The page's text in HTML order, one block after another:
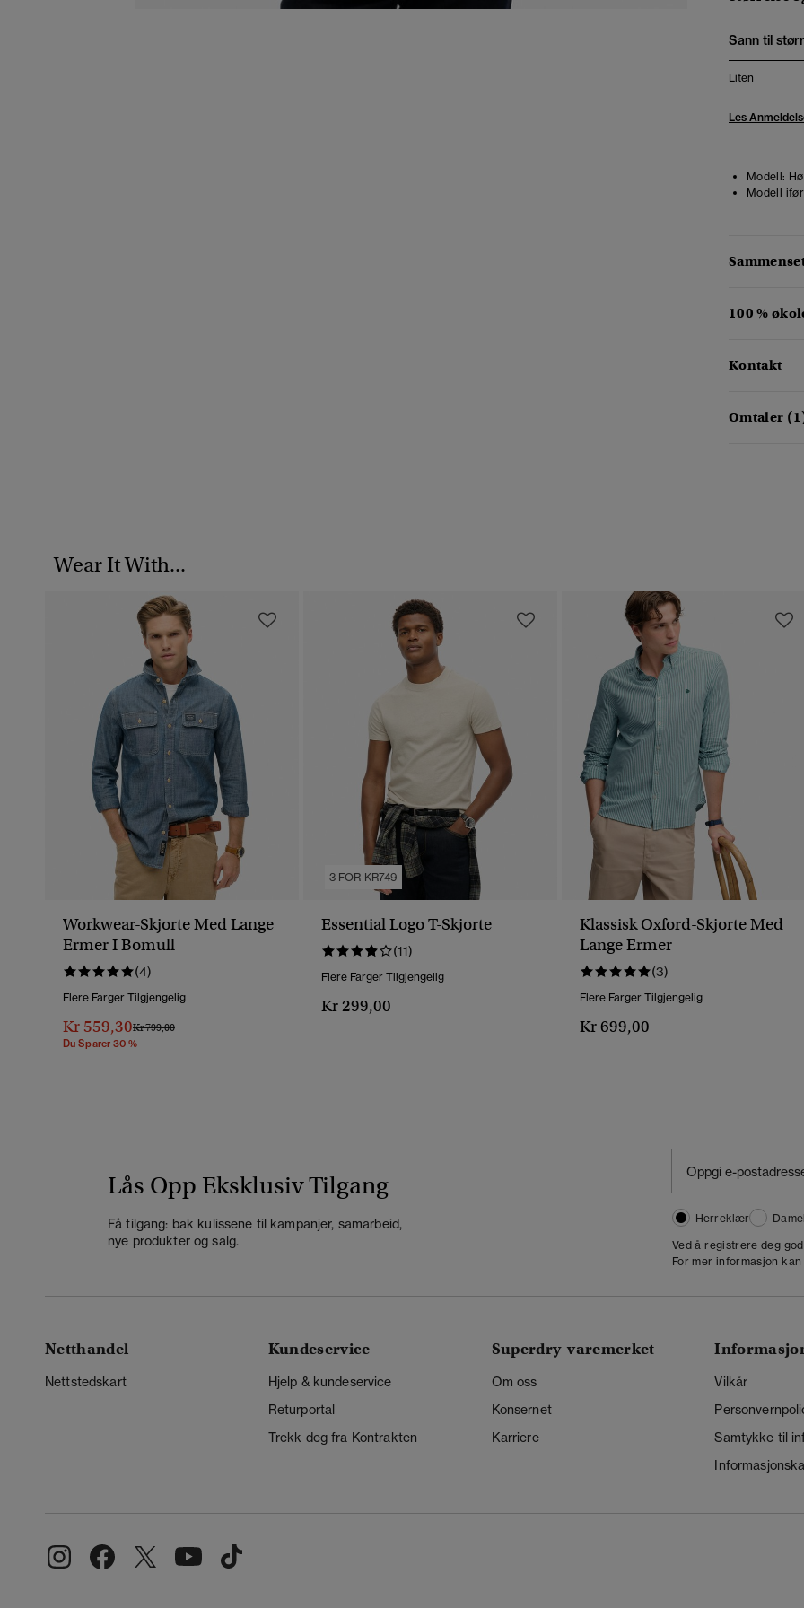
Sann til
Liten
Les
Modell:
Modell
100 %
Kontakt
Omtaler
Wear It With...
Workwear-Skjorte Med Lange
Ermer I Bomull
(4)
Flere Farger Tilgjengelig
Kr 559,30Pris Nedsatt Fra
Kr 799,00Til
Du Sparer 30 %
3 FOR KR749
Essential Logo T-Skjorte
(11)
Flere Farger Tilgjengelig
Kr 299,00
Klassisk Oxford-Skjorte Med
Lange Ermer
(3)
Flere Farger Tilgjengelig
Kr 699,00
Lås Opp Eksklusiv Tilgang
Få tilgang: bak kulissene til kampanjer, samarbeid,
nye produkter og salg.
Herreklær
Ved å registrere deg
For mer informasjon
Netthandel
Nettstedskart
Kundeservice
Hjelp & kundeservice
Returportal
Trekk deg fra Kontrakten
Superdry-varemerket
Om oss
Konsernet
Karriere
Vilkår
Samtykke til